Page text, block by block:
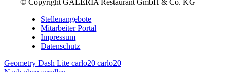
Stellenangebote
Mitarbeiter Portal
Impressum
Datenschutz
Geometry Dash Lite carlo20 carlo20